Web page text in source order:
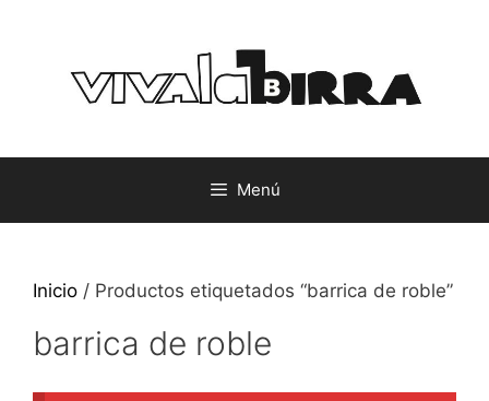
contenido
Menú
Inicio / Productos etiquetados “barrica de roble”
barrica de roble